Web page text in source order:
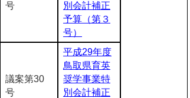
号
別会計補正
予算（第３
号）
議案第30
号
平成29年度
鳥取県育英
奨学事業特
別会計補正